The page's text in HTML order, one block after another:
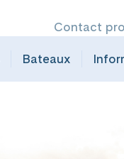
Contact
Bateaux